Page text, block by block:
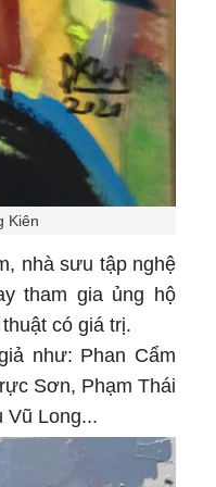
Kiên
nhà sưu tập nghệ
tham gia ủng hộ
có giá trị.
như: Phan Cẩm
Sơn, Phạm Thái
Vũ Long...